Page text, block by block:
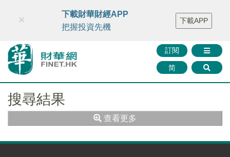
財華智庫網 FINTV FINMETA 財華證券 媒體矩陣
智庫沙龍
聯絡我們
訂閱
简
×
下載財華財經APP
把握投資先機
下載APP
搜尋結果
查看更多